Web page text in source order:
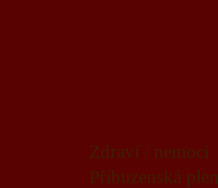
Zdraví / nemoci
Příbuzenská